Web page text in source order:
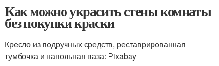
Как можно украсить стены комнаты
без покупки краски
Кресло из подручных средств, реставрированная
тумбочка и напольная ваза: Pixabay